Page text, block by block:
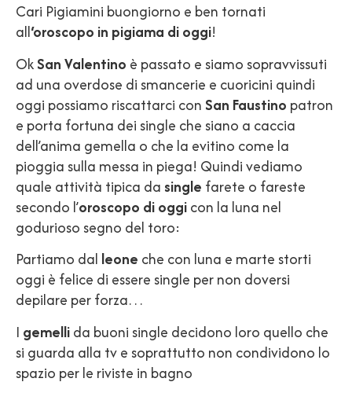
Cari Pigiamini buongiorno e ben tornati
all‘oroscopo in pigiama di oggi!
OkSan Valentino è passato e siamo sopravvissuti
ad una overdose di smancerie e cuoricini quindi
oggi possiamo riscattarci con San Faustino patron
e porta fortuna dei single che siano a caccia
dell’anima gemella o che la evitino come la
pioggia sulla messa in piega! Quindi vediamo
quale attività tipica da single farete o fareste
secondo l’oroscopo di oggicon la luna nel
godurioso segno del toro:
Partiamo dal leone che con luna e marte storti
oggi è felice di essere single per non doversi
depilare per forza…
I gemellida buoni single decidono loro quello che
si guarda alla tv e soprattutto non condividono lo
spazio per le riviste in bagno